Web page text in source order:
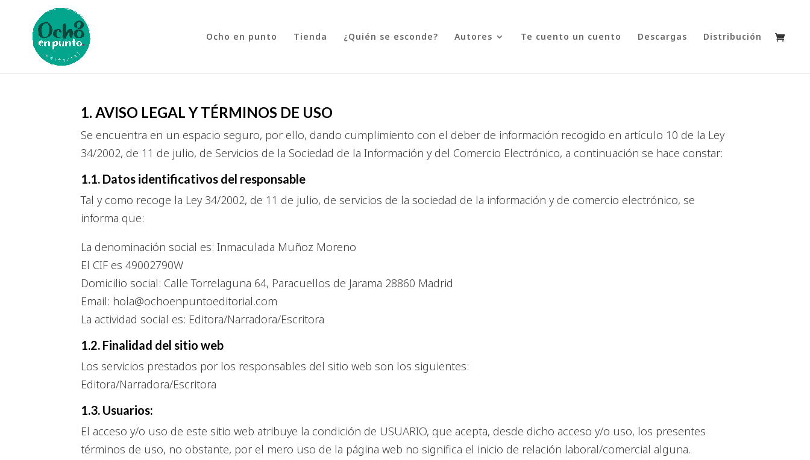
Ocho en punto Tienda ¿Quién se esconde? Autores Te cuento un cuento Descargas Distribución
1. AVISO LEGAL Y TÉRMINOS DE USO
Se encuentra en un espacio seguro, por ello, dando cumplimiento con el deber de información recogido en artículo 10 de la Ley
34/2002, de 11 de julio, de Servicios de la Sociedad de la Información y del Comercio Electrónico, a continuación se hace constar:
1.1. Datos identificativos del responsable
Tal y como recoge la Ley 34/2002, de 11 de julio, de servicios de la sociedad de la información y de comercio electrónico, se
informa que:
La denominación social es: Inmaculada Muñoz Moreno
El CIF es 49002790W
Domicilio social: Calle Torrelaguna 64, Paracuellos de Jarama 28860 Madrid
Email: hola@ochoenpuntoeditorial.com
La actividad social es: Editora/Narradora/Escritora
1.2. Finalidad del sitio web
Los servicios prestados por los responsables del sitio web son los siguientes:
Editora/Narradora/Escritora
1.3. Usuarios:
El acceso y/o uso de este sitio web atribuye la condición de USUARIO, que acepta, desde dicho acceso y/o uso, los presentes
términos de uso, no obstante, por el mero uso de la página web no significa el inicio de relación laboral/comercial alguna.